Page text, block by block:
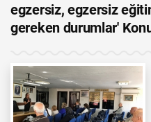
egzersiz, egzersiz
gereken durumlar'